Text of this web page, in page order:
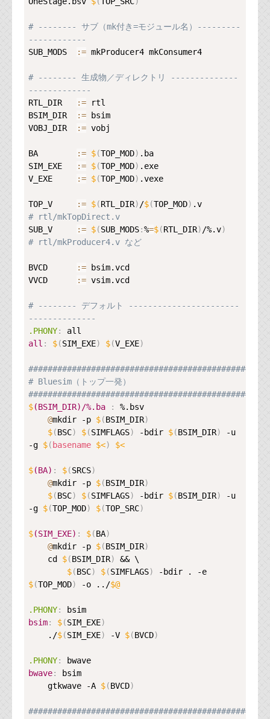
# -------- サブ（mk付き=モジュール名）---------
------------
SUB_MODS
:= mkProducer4 mkConsumer4
# -------- 生成物／ディレクトリ --------------
-------------
RTL_DIR
:= rtl
BSIM_DIR
:= bsim
VOBJ_DIR
:= vobj
BA := $(TOP_MOD) .ba
SIM_EXE
:= $(TOP_MOD) .exe
V_EXE
:= $(TOP_MOD) .vexe
TOP_V := $(RTL_DIR) /$(TOP_MOD)
# rtl/mkTopDirect.v
SUB_V
:= $(SUB_MODS:%=$(RTL_DIR) /%.v)
# rtl/mkProducer4.v など
BVCD := bsim.vcd
VVCD
:= vsim.vcd
# -------- デフォルト -----------------------
--------------
.PHONY:
all : $(SIM_EXE) $(V_EXE)
# Bluesim（トップ一発）
$(BSIM_DIR)/%.ba :
%.bsv
@mkdir -p $(BSIM_DIR)
$(BSC) $(SIMFLAGS) -bdir $(BSIM_DIR)
-u
-g $(basename $<) $<
$(BA) : $(SRCS)
@mkdir -p $(BSIM_DIR)
$(BSC) $(SIMFLAGS) -bdir $(BSIM_DIR)
-u
-g $(TOP_MOD) $(TOP_SRC)
$(SIM_EXE) : $(BA)
@mkdir -p $(BSIM_DIR)
    cd
$(BSIM_DIR)
&& \
$(BSC) $(SIMFLAGS)
$(TOP_MOD) -o ../$@
.PHONY:
bsim: $(SIM_EXE)
    ./
$(SIM_EXE) -V $(BVCD)
.PHONY:
bwave:
bsim
    gtkwave -A
$(BVCD)